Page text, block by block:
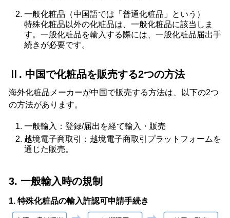
一般化粧品（中国語では「普通化粧品」という）
特殊化粧品以外の化粧品は、一般化粧品に該当しま
す。一般化粧品を輸入する際には、一般化粧品届出手
続きが必要です。
Ⅱ. 中国で化粧品を販売する2つの方法
海外化粧品メーカーが中国で販売する方法は、以下の2つ
の方法があります。
一般輸入：登録/届出を経て輸入・販売
越境電子商取引：越境電子商取引プラットフォームを
通じた販売。
3. 一般輸入時の規制
1. 特殊化粧品の輸入許認可申請手続き